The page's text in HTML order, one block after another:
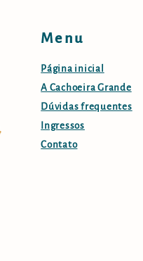
Menu
Página inicial
A Cachoeira Grande
Dúvidas frequentes
Ingressos
Contato